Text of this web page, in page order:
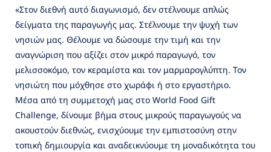
«Στον διεθνή αυτό διαγωνισμό, δεν στέλνουμε απλώς
δείγματα της παραγωγής μας. Στέλνουμε την ψυχή των
νησιών μας. Θέλουμε να δώσουμε την τιμή και την
αναγνώριση που αξίζει στον μικρό παραγωγό, τον
μελισσοκόμο, τον κεραμίστα και τον μαρμαρογλύπτη. Τον
νησιώτη που μόχθησε στο χωράφι ή στο εργαστήριο.
Μέσα από τη συμμετοχή μας στο World Food Gift
Challenge, δίνουμε βήμα στους μικρούς παραγωγούς να
ακουστούν διεθνώς, ενισχύουμε την εμπιστοσύνη στην
τοπική δημιουργία και αναδεικνύουμε τη μοναδικότητα του